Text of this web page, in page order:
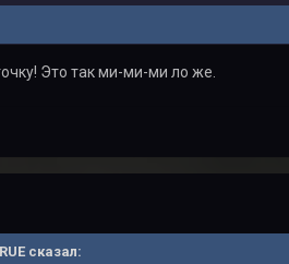
Это так ми-ми-ми ло же.
сказал: